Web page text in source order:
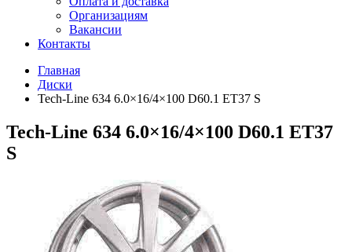
Организациям
Вакансии
Контакты
Главная
Диски
Tech-Line 634 6.0×16/4×100 D60.1 ET37 S
Tech-Line 634 6.0×16/4×100 D60.1 ET37
S